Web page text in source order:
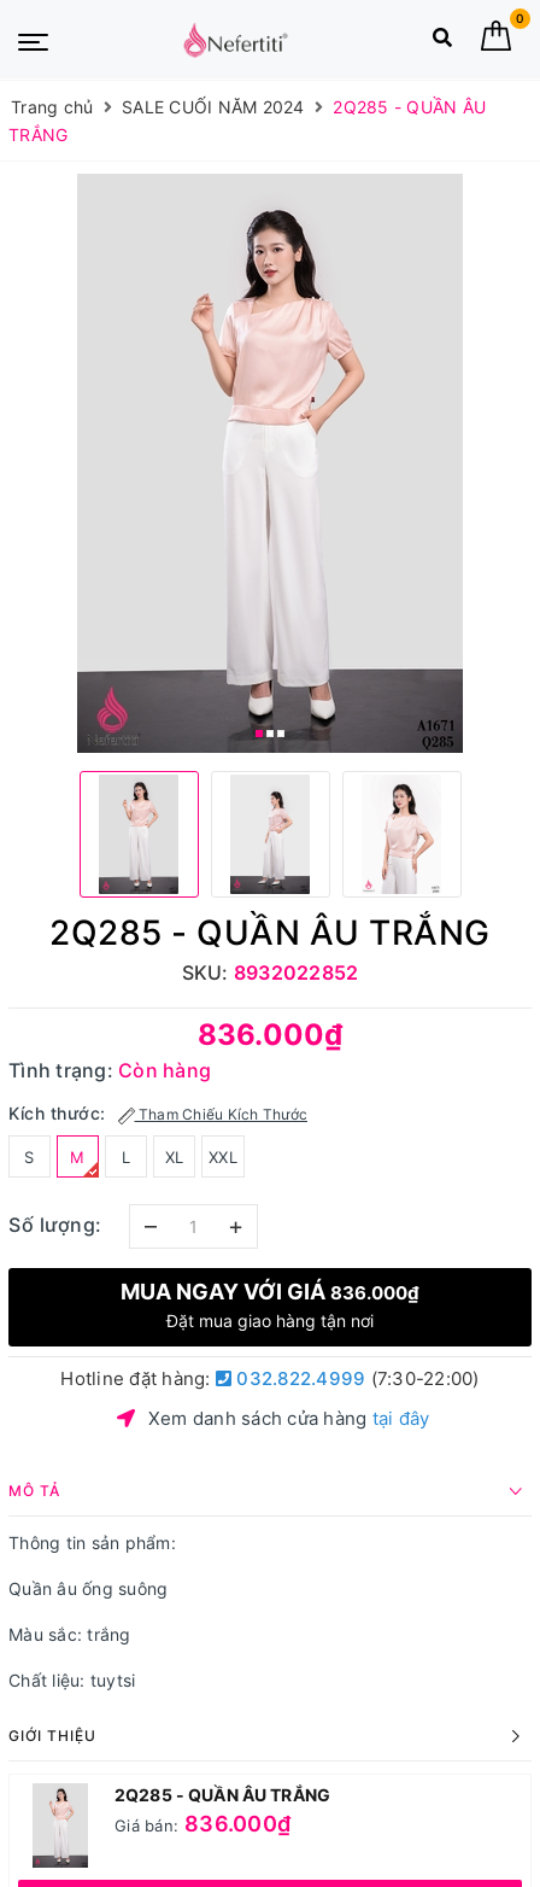
0
Trang chủ SALE CUỐI NĂM 2024
2Q285 - QUẦN ÂU
TRẮNG
2Q285 - QUẦN ÂU TRẮNG
SKU: 8932022852
836.000₫
Tình trạng: Còn hàng
Kích thước: Tham Chiếu Kích Thước
S M L XL XXL
Số lượng: – +
MUA NGAY VỚI GIÁ 836.000₫
Đặt mua giao hàng tận nơi
Hotline đặt hàng: 032.822.4999 (7:30-22:00)
Xem danh sách cửa hàng tại đây
MÔ TẢ
Thông tin sản phẩm:
Quần âu ống suông
Màu sắc: trắng
Chất liệu: tuytsi
GIỚI THIỆU
2Q285 - QUẦN ÂU TRẮNG
Giá bán: 836.000₫